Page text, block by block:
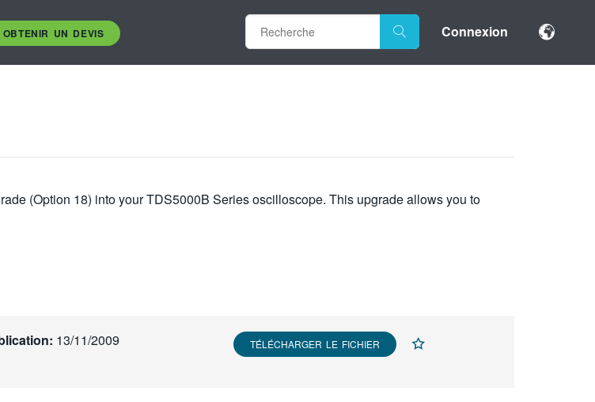
OBTENIR UN DEVIS Connexion
(Option 18) into your TDS5000B Series oscilloscope. This upgrade allows you to
13/11/2009 TÉLÉCHARGER LE FICHIER